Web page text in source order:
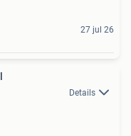
27 jul 26
Details